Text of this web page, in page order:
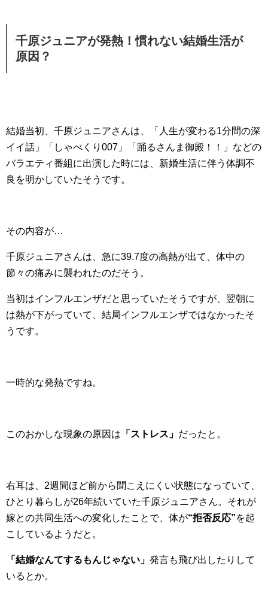
千原ジュニアが発熱！慣れない結婚生活が
原因？
結婚当初、千原ジュニアさんは、「人生が変わる1分間の深
イイ話」「しゃべくり007」「踊るさんま御殿！！」などの
バラエティ番組に出演した時には、新婚生活に伴う体調不
良を明かしていたそうです。
その内容が…
千原ジュニアさんは、急に39.7度の高熱が出て、体中の
節々の痛みに襲われたのだそう。
当初はインフルエンザだと思っていたそうですが、翌朝に
は熱が下がっていて、結局インフルエンザではなかったそ
うです。
一時的な発熱ですね。
このおかしな現象の原因は 「ストレス」 だったと。
右耳は、2週間ほど前から聞こえにくい状態になっていて、
ひとり暮らしが26年続いていた千原ジュニアさん。それが
嫁との共同生活への変化したことで、体が“拒否反応”を起
こしているようだと。
「結婚なんてするもんじゃない」 発言も飛び出したりして
いるとか。